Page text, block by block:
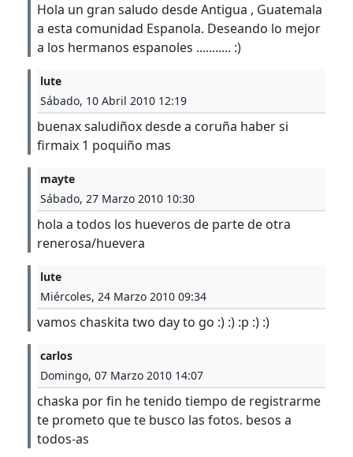
Hola un gran saludo desde Antigua , Guatemala
a esta comunidad Espanola. Deseando lo mejor
a los hermanos espanoles ........... :)
lute
Sábado, 10 Abril 2010 12:19
buenax saludiñox desde a coruña haber si
firmaix 1 poquiño mas
mayte
Sábado, 27 Marzo 2010 10:30
hola a todos los hueveros de parte de otra
renerosa/huevera
lute
Miércoles, 24 Marzo 2010 09:34
vamos chaskita two day to go :) :) :p :) :)
carlos
Domingo, 07 Marzo 2010 14:07
chaska por fin he tenido tiempo de registrarme
te prometo que te busco las fotos. besos a
todos-as